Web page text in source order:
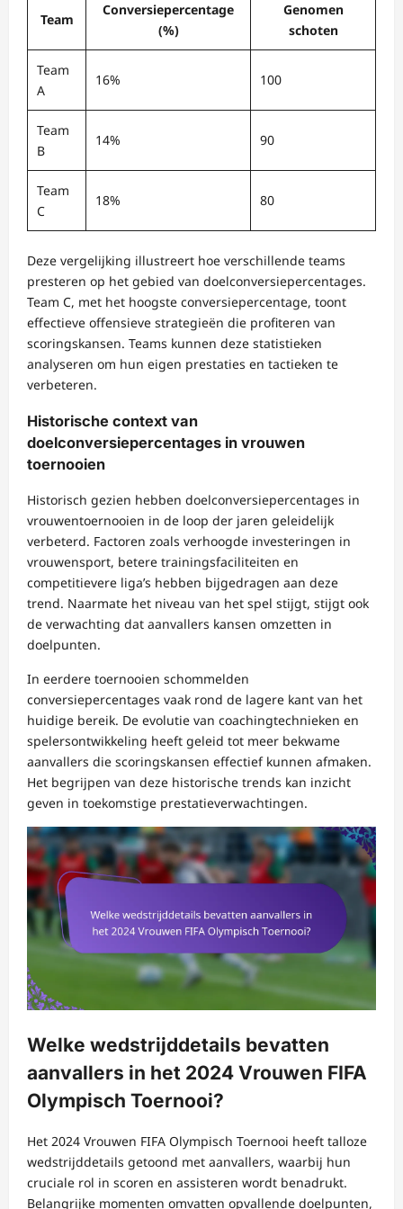
Team
Conversiepercentage
(%)
Genomen
schoten
Team
A
16% 100
Team
B
14% 90
Team
C
18% 80
Deze vergelijking illustreert hoe verschillende teams
presteren op het gebied van doelconversiepercentages.
Team C, met het hoogste conversiepercentage, toont
effectieve offensieve strategieën die profiteren van
scoringskansen. Teams kunnen deze statistieken
analyseren om hun eigen prestaties en tactieken te
verbeteren.
Historische context van
doelconversiepercentages in vrouwen
toernooien
Historisch gezien hebben doelconversiepercentages in
vrouwentoernooien in de loop der jaren geleidelijk
verbeterd. Factoren zoals verhoogde investeringen in
vrouwensport, betere trainingsfaciliteiten en
competitievere liga’s hebben bijgedragen aan deze
trend. Naarmate het niveau van het spel stijgt, stijgt ook
de verwachting dat aanvallers kansen omzetten in
doelpunten.
In eerdere toernooien schommelden
conversiepercentages vaak rond de lagere kant van het
huidige bereik. De evolutie van coachingtechnieken en
spelersontwikkeling heeft geleid tot meer bekwame
aanvallers die scoringskansen effectief kunnen afmaken.
Het begrijpen van deze historische trends kan inzicht
geven in toekomstige prestatieverwachtingen.
Welke wedstrijddetails bevatten
aanvallers in het 2024 Vrouwen FIFA
Olympisch Toernooi?
Het 2024 Vrouwen FIFA Olympisch Toernooi heeft talloze
wedstrijddetails getoond met aanvallers, waarbij hun
cruciale rol in scoren en assisteren wordt benadrukt.
Belangrijke momenten omvatten opvallende doelpunten,